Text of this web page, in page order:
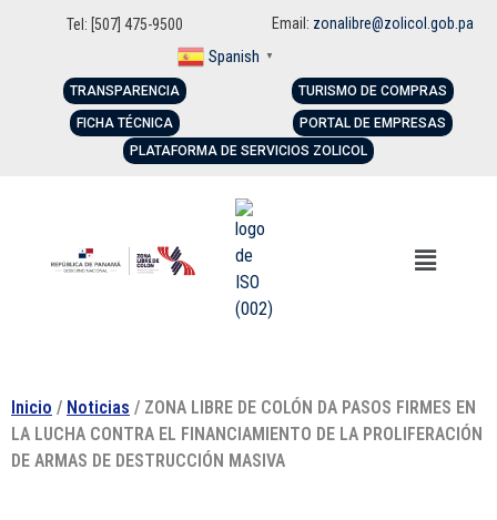
Tel: [507] 475-9500 Email: zonalibre@zolicol.gob.pa
Spanish ▼
TRANSPARENCIA
FICHA TÉCNICA
TURISMO DE COMPRAS
PORTAL DE EMPRESAS
PLATAFORMA DE SERVICIOS ZOLICOL
Inicio / Noticias / ZONA LIBRE DE COLÓN DA PASOS FIRMES EN
LA LUCHA CONTRA EL FINANCIAMIENTO DE LA PROLIFERACIÓN
DE ARMAS DE DESTRUCCIÓN MASIVA